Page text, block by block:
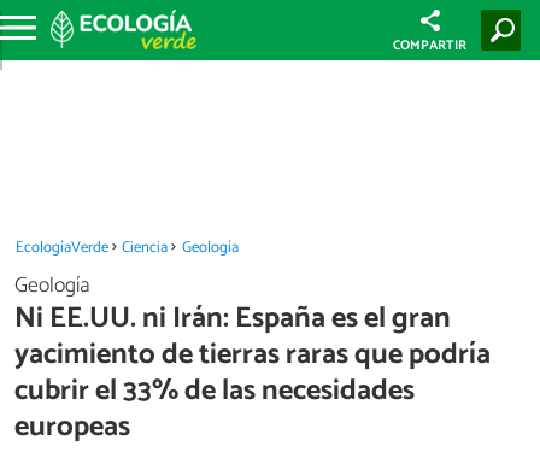
COMPARTIR
EcologíaVerde Ciencia Geología
Geología
Ni EE.UU. ni Irán: España es el gran
yacimiento de tierras raras que podría
cubrir el 33% de las necesidades
europeas